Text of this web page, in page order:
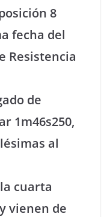
8
fecha del
Resistencia
de
1m46s250,
al
cuarta
vienen de